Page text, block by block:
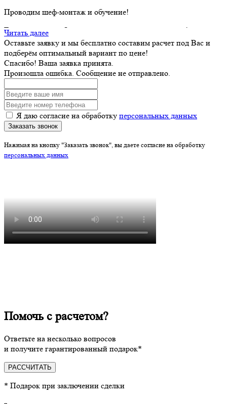
сушка;
упаковка.
Полностью исключен человеческий фактор. Строгое
соблюдение технологий.
Проводим шеф-монтаж и обучение!
Гарантированно быстрый и качественный результат!
Мы знаем, что мы делаем и мы это делаем лучше всех!
Читать далее
Оставьте заявку и мы бесплатно составим расчет под Вас и
подберём оптимальный вариант по цене!
Спасибо! Ваша заявка принята.
Произошла ошибка. Сообщение не отправлено.
Я даю согласие на обработку персональных данных
Заказать звонок
Нажимая на кнопку "Заказать звонок", вы даете согласие на обработку
персональных данных
Помочь с расчетом?
Ответьте на несколько вопросов
и получите гарантированный подарок*
РАССЧИТАТЬ
* Подарок при заключении сделки